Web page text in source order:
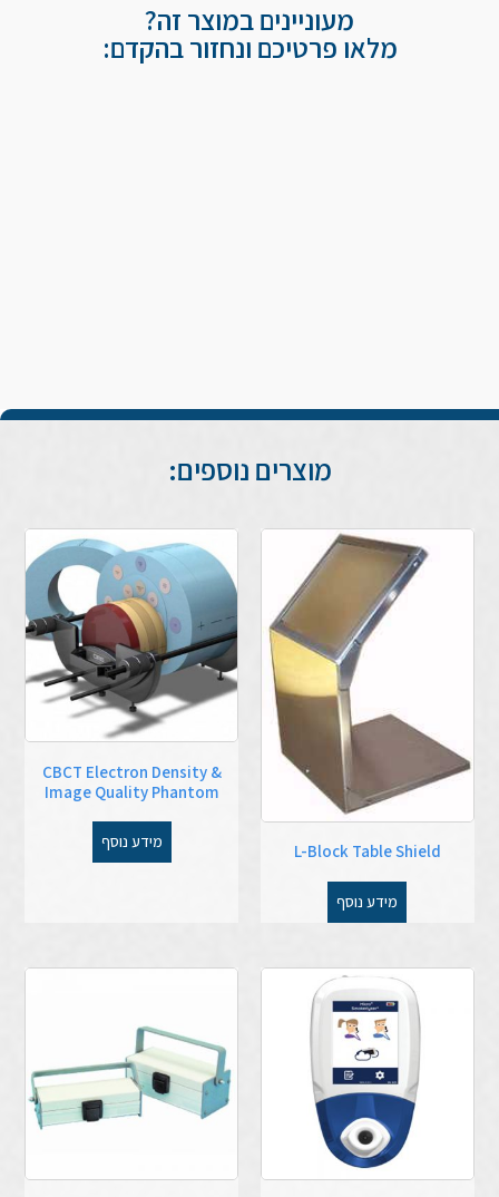
מעוניינים במוצר זה?
מלאו פרטיכם ונחזור בהקדם:
מוצרים נוספים:
L-Block Table Shield
מידע נוסף
CBCT Electron Density &
Image Quality Phantom
מידע נוסף